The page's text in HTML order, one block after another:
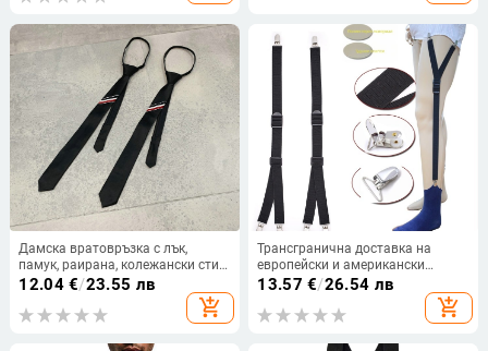
Дамска вратовръзка с лък,
памук, раирана, колежански стил,
стандартна ширина
12.04€/23.55 лв
add_shopping_cart
Трансгранична доставка на
европейски и американски
мъжки ризи, устойчиви на
бръчки, щипка с 3 щипки за
мъжки жартиери, 2,5 см, щанга Y
13.57 €/26.54 лв
add_shopping_cart